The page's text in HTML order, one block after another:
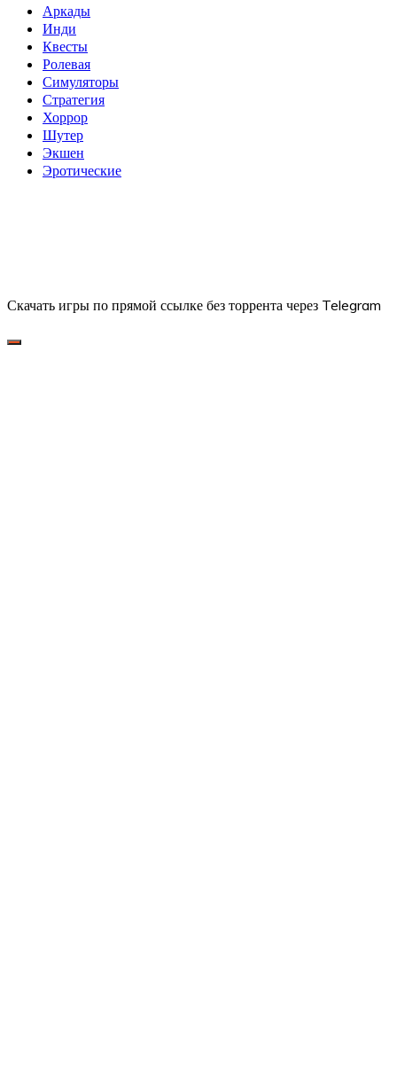
Аркады
Инди
Квесты
Ролевая
Симуляторы
Стратегия
Хоррор
Шутер
Экшен
Эротические
Скачать игры по прямой ссылке без торрента через Telegram